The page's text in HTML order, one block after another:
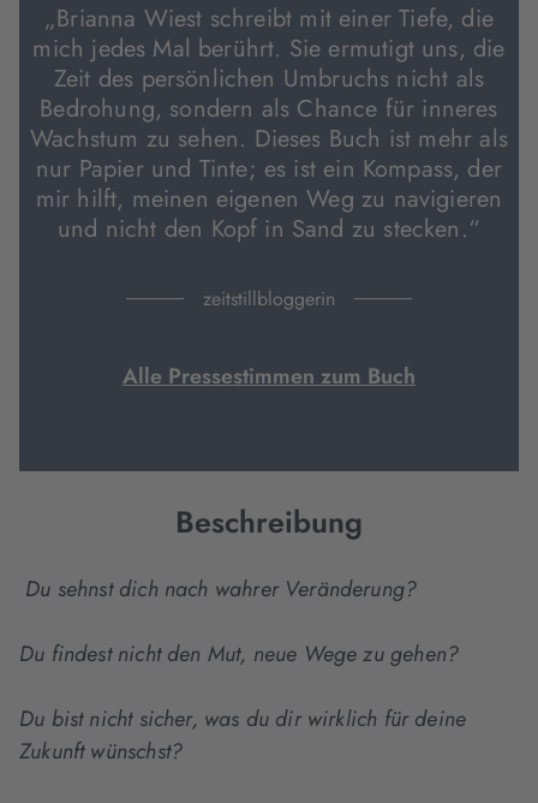
„Brianna Wiest schreibt mit einer Tiefe, die
mich jedes Mal berührt. Sie ermutigt uns, die
Zeit des persönlichen Umbruchs nicht als
Bedrohung, sondern als Chance für inneres
Wachstum zu sehen. Dieses Buch ist mehr als
nur Papier und Tinte; es ist ein Kompass, der
mir hilft, meinen eigenen Weg zu navigieren
und nicht den Kopf in Sand zu stecken.“
zeitstillbloggerin
Alle Pressestimmen zum Buch
Beschreibung
Du sehnst dich nach wahrer Veränderung?
Du findest nicht den Mut, neue Wege zu gehen?
Du bist nicht sicher, was du dir wirklich für deine
Zukunft wünschst?